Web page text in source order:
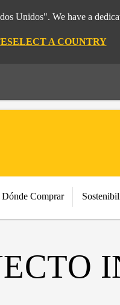
Unidos". We have a
SELECT A COUNTRY
Dónde Comprar